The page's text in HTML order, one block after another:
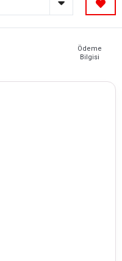
Ödeme
Bilgisi